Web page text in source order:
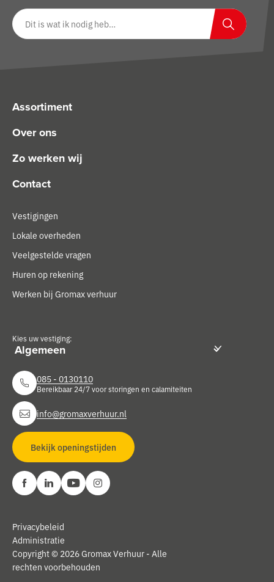
Zoeken op website
Zoeken
Assortiment
Over ons
Zo werken wij
Contact
Vestigingen
Lokale overheden
Veelgestelde vragen
Huren op rekening
Werken bij Gromax verhuur
Kies uw vestiging:
085 - 0130110
Bereikbaar 24/7 voor storingen en calamiteiten
info@gromaxverhuur.nl
Bekijk openingstijden
Copyright © 2026 Gromax Verhuur - Alle
rechten voorbehouden
Privacybeleid
Administratie